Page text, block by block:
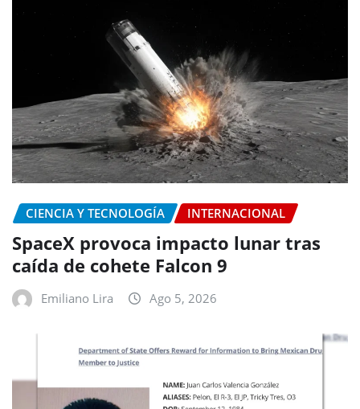
CIENCIA Y TECNOLOGÍA INTERNACIONAL
SpaceX provoca impacto lunar tras
caída de cohete Falcon 9
Emiliano Lira Ago 5, 2026